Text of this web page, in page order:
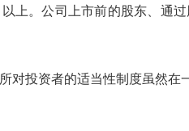
上。公司上市前的股东、通
对投资者的适当性制度虽然在